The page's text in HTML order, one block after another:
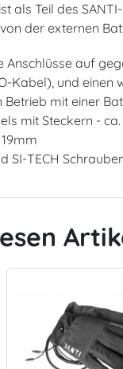
als Teil des
der externen
Anschlüsse auf
Kabel), und einen
mit einer
mit Steckern -
SI-TECH